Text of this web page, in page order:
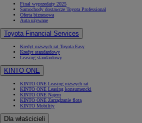
Finał wyprzedaży 2025
Samochody dostawcze Toyota Professional
Oferta biznesowa
Auta używane
Toyota Financial Services
Kredyt niższych rat Toyota Easy
Kredyt standardowy
Leasing standardowy
KINTO ONE
KINTO ONE Leasing niższych rat
KINTO ONE Leasing konsumencki
KINTO ONE Najem
KINTO ONE Zarządzanie flotą
KINTO Mobility
Dla właścicieli